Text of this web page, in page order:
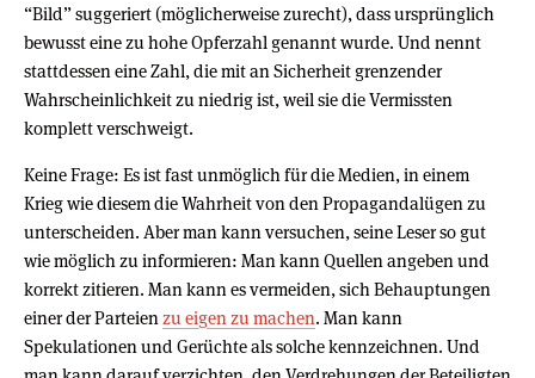
“Bild” suggeriert (möglicherweise zurecht), dass ursprünglich
bewusst eine zu hohe Opferzahl genannt wurde. Und nennt
stattdessen eine Zahl, die mit an Sicherheit grenzender
Wahrscheinlichkeit zu niedrig ist, weil sie die Vermissten
komplett verschweigt.
Keine Frage: Es ist fast unmöglich für die Medien, in einem
Krieg wie diesem die Wahrheit von den Propagandalügen zu
unterscheiden. Aber man kann versuchen, seine Leser so gut
wie möglich zu informieren: Man kann Quellen angeben und
korrekt zitieren. Man kann es vermeiden, sich Behauptungen
einer der Parteien zu eigen zu machen. Man kann
Spekulationen und Gerüchte als solche kennzeichnen. Und